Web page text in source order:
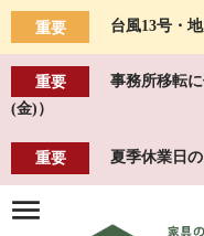
重要 台風13号・
重要
事務所移転
(金)）
重要 夏季休業日